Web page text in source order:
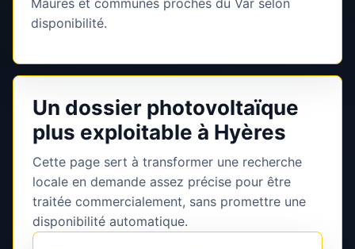
Maures et communes proches du Var selon
disponibilité.
Un dossier photovoltaïque
plus exploitable à Hyères
Cette page sert à transformer une recherche
locale en demande assez précise pour être
traitée commercialement, sans promettre une
disponibilité automatique.